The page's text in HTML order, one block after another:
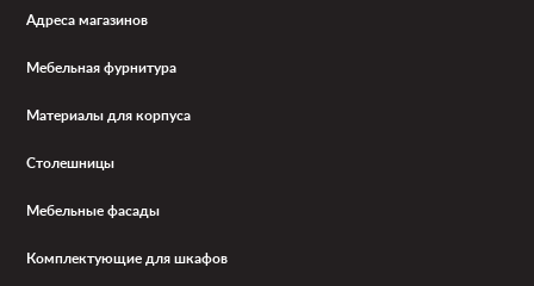
Адреса магазинов
Мебельная фурнитура
Материалы для корпуса
Столешницы
Мебельные фасады
Комплектующие для шкафов